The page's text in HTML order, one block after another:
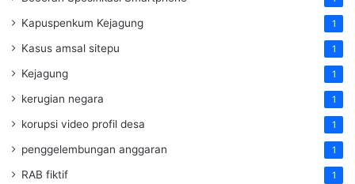
Kapuspenkum Kejagung 1
Kasus amsal sitepu 1
Kejagung 1
kerugian negara 1
korupsi video profil desa 1
penggelembungan anggaran 1
RAB fiktif 1